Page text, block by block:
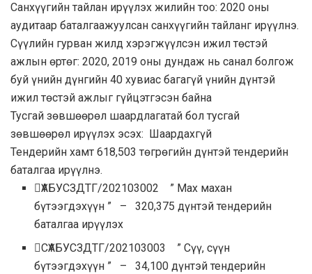
Санхүүгийн тайлан ирүүлэх жилийн тоо: 2020 оны
аудитаар баталгаажуулсан санхүүгийн тайланг ирүүлнэ.
Сүүлийн гурван жилд хэрэгжүүлсэн ижил төстэй
ажлын өртөг: 2020, 2019 оны дундаж нь санал болгож
буй үнийн дүнгийн 40 хувиас багагүй үнийн дүнтэй
ижил төстэй ажлыг гүйцэтгэсэн байна
Тусгай зөвшөөрөл шаардлагатай бол тусгай
зөвшөөрөл ирүүлэх эсэх:
Шаардахгүй
Тендерийн хамт 618,503 төгрөгийн дүнтэй тендерийн
баталгаа ирүүлнэ.
ҮАБУСЗДТГ/202103002 ” Мах махан
бүтээгдэхүүн ” – 320,375 дүнтэй тендерийн
баталгаа ирүүлэх
СҮАБУСЗДТГ/202103003 ” Сүү, сүүн
бүтээгдэхүүн ” – 34,100 дүнтэй тендерийн